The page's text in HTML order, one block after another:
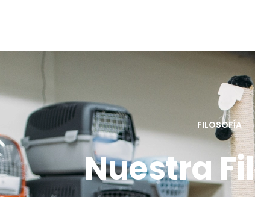
FILOSOFÍA
Nuestra